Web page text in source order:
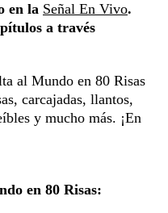
en la Señal En Vivo.
a través
al Mundo en 80 Risas
carcajadas, llantos,
y mucho más. ¡En
en 80 Risas: